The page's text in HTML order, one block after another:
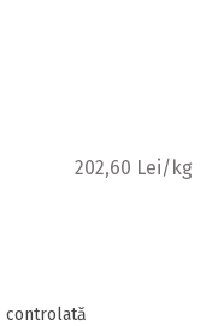
202,60 Lei/kg
controlată